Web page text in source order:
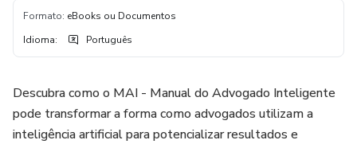
Formato: eBooks ou Documentos
Idioma: Português
Descubra como o MAI - Manual do Advogado Inteligente
pode transformar a forma como advogados utilizam a
inteligência artificial para potencializar resultados e